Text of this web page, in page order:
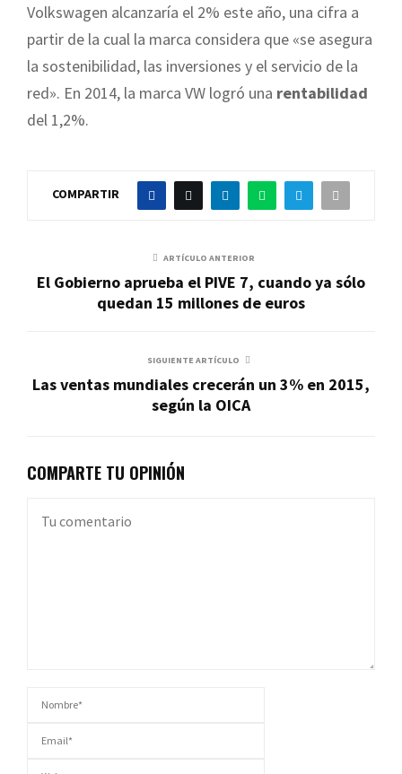
Volkswagen alcanzaría el 2% este año, una cifra a
partir de la cual la marca considera que «se asegura
la sostenibilidad, las inversiones y el servicio de la
red». En 2014, la marca VW logró una rentabilidad
del 1,2%.
COMPARTIR
ARTÍCULO ANTERIOR
El Gobierno aprueba el PIVE 7, cuando ya sólo
quedan 15 millones de euros
SIGUIENTE ARTÍCULO
Las ventas mundiales crecerán un 3% en 2015,
según la OICA
COMPARTE TU OPINIÓN